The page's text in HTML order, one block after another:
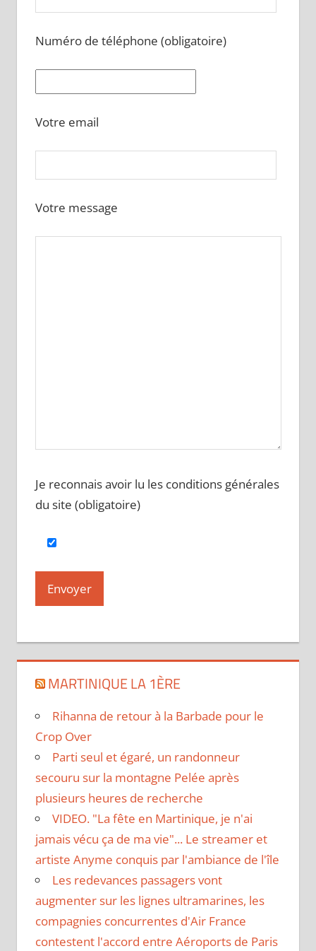
Numéro de téléphone (obligatoire)
Votre email
Votre message
Je reconnais avoir lu les conditions générales
du site (obligatoire)
MARTINIQUE LA 1ÈRE
Rihanna de retour à la Barbade pour le
Crop Over
Parti seul et égaré, un randonneur
secouru sur la montagne Pelée après
plusieurs heures de recherche
VIDEO. "La fête en Martinique, je n'ai
jamais vécu ça de ma vie"... Le streamer et
artiste Anyme conquis par l'ambiance de l'île
Les redevances passagers vont
augmenter sur les lignes ultramarines, les
compagnies concurrentes d'Air France
contestent l'accord entre Aéroports de Paris